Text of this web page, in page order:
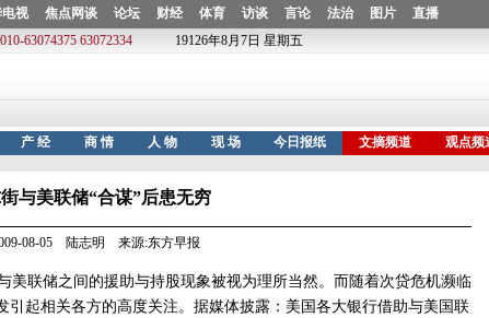
与美联储“合谋”后患无穷
08-05 陆志明 来源:东方早报
联储之间的援助与持股现象被视为理所当然。而随着次贷危机濒临
引起相关各方的高度关注。据媒体披露：美国各大银行借助与美国联